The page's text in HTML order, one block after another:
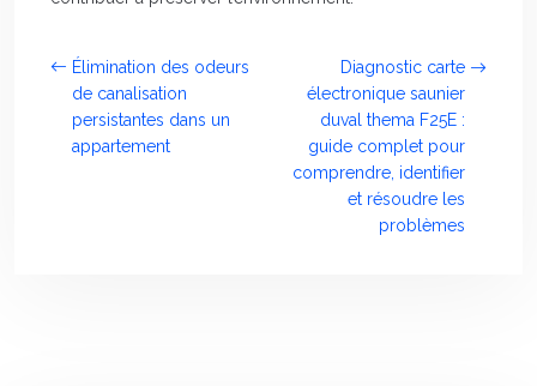
Élimination des odeurs
de canalisation
persistantes dans un
appartement
Diagnostic carte
électronique saunier
duval thema F25E :
guide complet pour
comprendre, identifier
et résoudre les
problèmes